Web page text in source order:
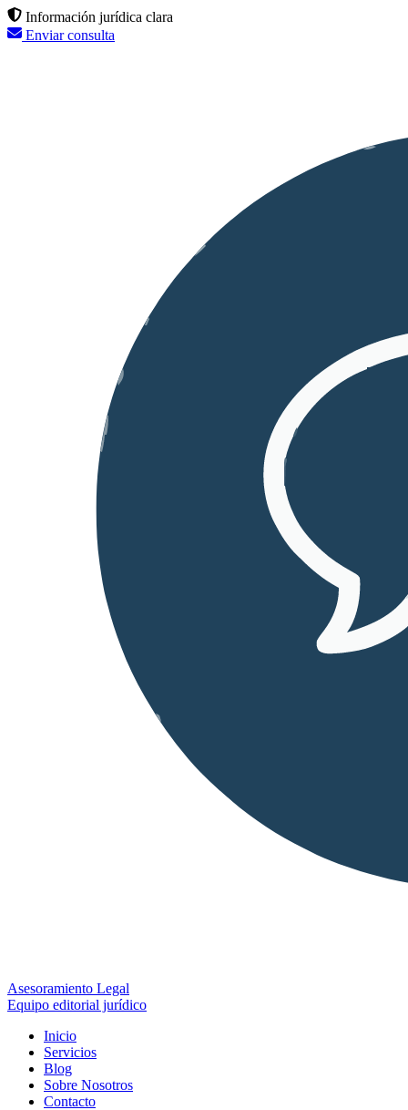
Información jurídica clara
Enviar consulta
Asesoramiento Legal
Equipo editorial jurídico
Inicio
Servicios
Blog
Sobre Nosotros
Contacto